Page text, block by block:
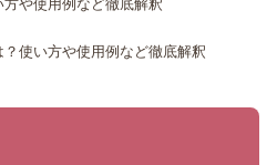
方や使用例など徹底解釈
？使い方や使用例など徹底解釈